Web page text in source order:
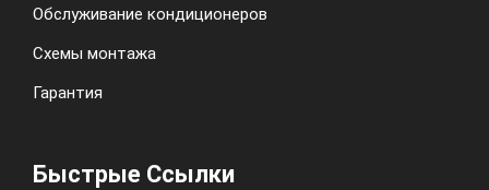
Обслуживание кондиционеров
Схемы монтажа
Гарантия
Быстрые Ссылки